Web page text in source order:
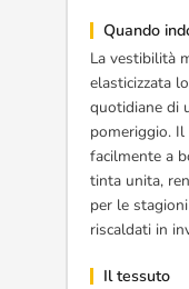
Quando
La vestibilità
elasticizzata
quotidiane di
pomeriggio. Il
facilmente a
tinta unita,
per le
riscaldati in
Il tessuto